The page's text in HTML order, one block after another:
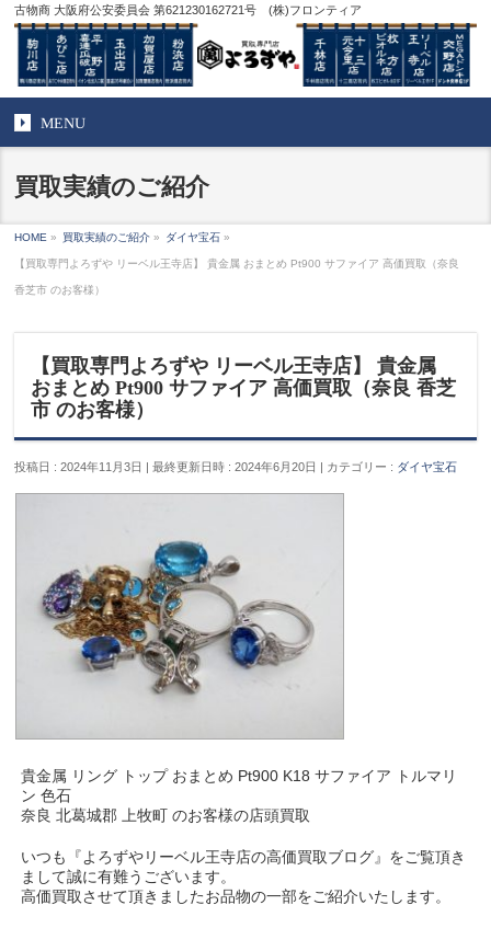
古物商 大阪府公安委員会 第621230162721号 (株)フロンティア
MENU
買取実績のご紹介
HOME » 買取実績のご紹介 » ダイヤ宝石 »
【買取専門よろずや リーベル王寺店】 貴金属 おまとめ Pt900 サファイア 高価買取（奈良
香芝市 のお客様）
【買取専門よろずや リーベル王寺店】 貴金属
おまとめ Pt900 サファイア 高価買取（奈良 香芝
市 のお客様）
投稿日 : 2024年11月3日 最終更新日時 : 2024年6月20日 カテゴリー : ダイヤ宝石
貴金属 リング トップ おまとめ Pt900 K18 サファイア トルマリ
ン 色石
奈良 北葛城郡 上牧町 のお客様の店頭買取
いつも『よろずやリーベル王寺店の高価買取ブログ』をご覧頂き
まして誠に有難うございます。
高価買取させて頂きましたお品物の一部をご紹介いたします。